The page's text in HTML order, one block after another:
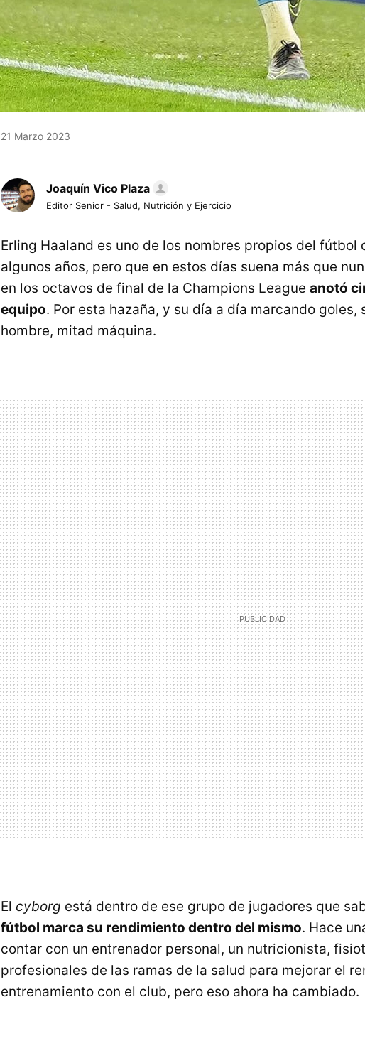
21 Marzo 2023
Joaquín Vico Plaza
Editor Senior - Salud, Nutrición y Ejercicio
Erling Haaland es uno de los nombres propios del fútbol
algunos años, pero que en estos días suena más que
en los octavos de final de la Champions League anotó
equipo. Por esta hazaña, y su día a día marcando goles,
hombre, mitad máquina.
El cyborg está dentro de ese grupo de jugadores que
fútbol marca su rendimiento dentro del mismo. Hace
contar con un entrenador personal, un nutricionista,
profesionales de las ramas de la salud para mejorar el
entrenamiento con el club, pero eso ahora ha cambiado.